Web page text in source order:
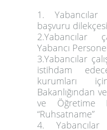
1.
başvuru dilekçesi
2.Yabancılar
Yabancı
3.Yabancılar
istihdam
kurumları
Bakanlığından
ve Öğretime
“Ruhsatname”
4.